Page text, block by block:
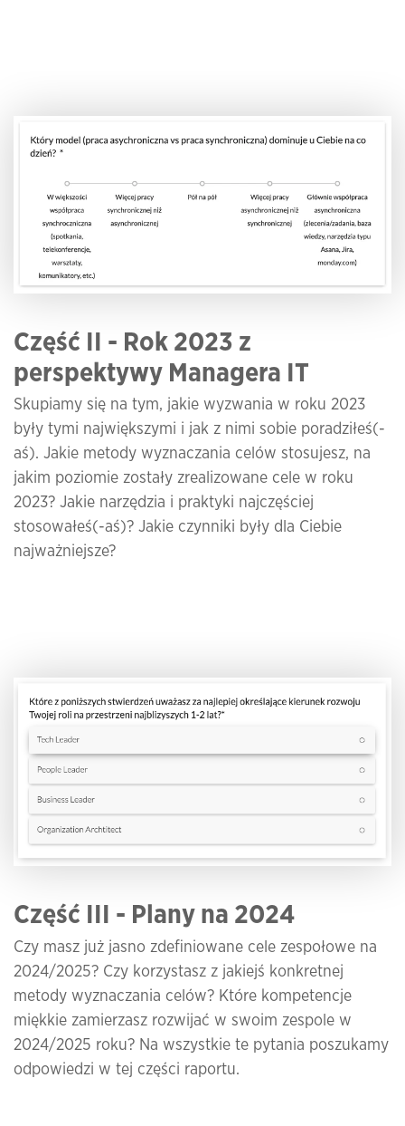
Część II - Rok 2023 z
perspektywy Managera IT
Skupiamy się na tym, jakie wyzwania w roku 2023
były tymi największymi i jak z nimi sobie poradziłeś(-
aś). Jakie metody wyznaczania celów stosujesz, na
jakim poziomie zostały zrealizowane cele w roku
2023? Jakie narzędzia i praktyki najczęściej
stosowałeś(-aś)? Jakie czynniki były dla Ciebie
najważniejsze?
Część III - Plany na 2024
Czy masz już jasno zdefiniowane cele zespołowe na
2024/2025? Czy korzystasz z jakiejś konkretnej
metody wyznaczania celów? Które kompetencje
miękkie zamierzasz rozwijać w swoim zespole w
2024/2025 roku? Na wszystkie te pytania poszukamy
odpowiedzi w tej części raportu.